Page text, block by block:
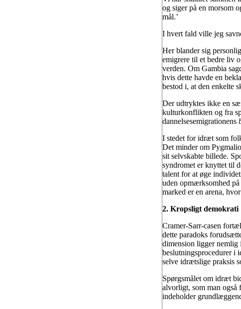
og siger på en morsom
mål.’
I hvert fald ville jeg
Her blander sig
emigrere til et bedre liv
verden. Om Gambia
hvis dette havde en
bestod i, at den enkelte
Der udtryktes ikke en
kulturkonflikten og fra
dannelsesemigrationens
I stedet for idræt som
Det minder om
sit selvskabte billede.
syndromet er knyttet til
talent for at øge
uden opmærksomhed
marked er en arena,
2. Kropsligt demokrati
Cramer-Sarr-casen
dette paradoks
dimension ligger nemlig
beslutningsprocedurer i
selve idrætslige praksis
Spørgsmålet om idræt
alvorligt, som man også
indeholder